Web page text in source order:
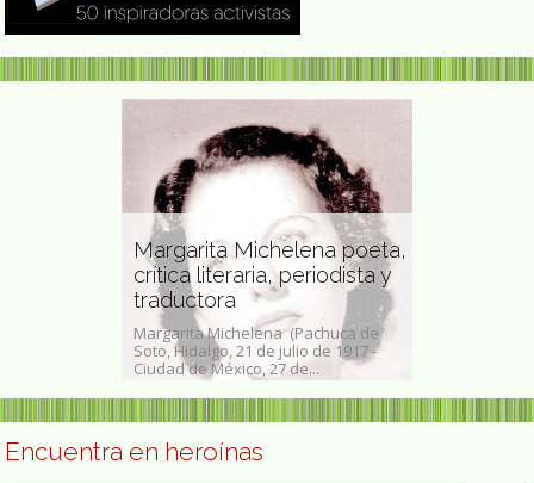
Margarita Michelena poeta,
crítica literaria, periodista y
traductora
Margarita Michelena (Pachuca de
Soto, Hidalgo, 21 de julio de 1917 -
Ciudad de México, 27 de...
Encuentra en heroínas